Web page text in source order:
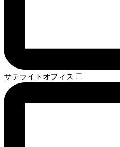
サテライトオフィス